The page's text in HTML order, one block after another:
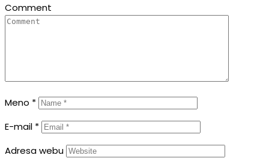
Comment
Meno *
E-mail *
Adresa webu